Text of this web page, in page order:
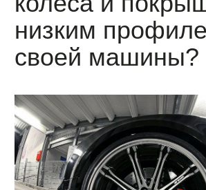
низким
своей машины?